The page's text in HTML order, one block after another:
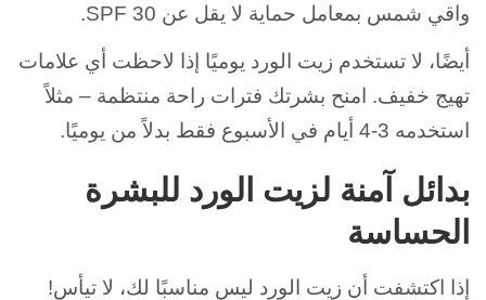
واقي شمس بمعامل حماية لا يقل عن SPF 30.
أيضًا، لا تستخدم زيت الورد يوميًا إذا لاحظت أي علامات
تهيج خفيف. امنح بشرتك فترات راحة منتظمة – مثلاً
استخدمه 3-4 أيام في الأسبوع فقط بدلاً من يوميًا.
بدائل آمنة لزيت الورد للبشرة
الحساسة
إذا اكتشفت أن زيت الورد ليس مناسبًا لك، لا تيأس!